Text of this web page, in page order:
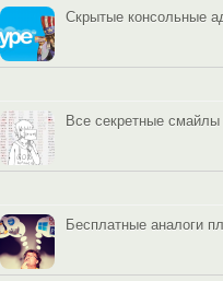
Скрытые консольные
Все секретные
Бесплатные аналоги